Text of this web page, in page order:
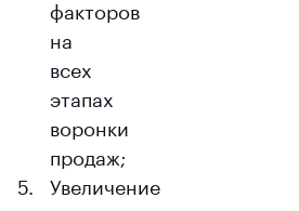
факторов
на
всех
этапах
воронки
продаж;
Увеличение